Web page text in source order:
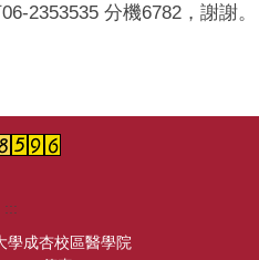
分機6782，謝謝。
:::
學成杏校區醫學院